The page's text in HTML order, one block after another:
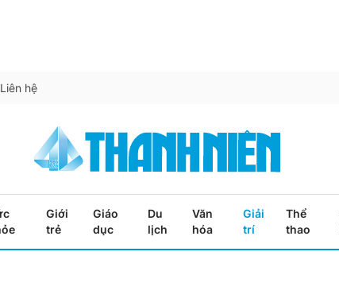
Liên hệ
Giới
trẻ
Giáo
dục
Du
lịch
Văn
hóa
Giải
trí
Thể
thao